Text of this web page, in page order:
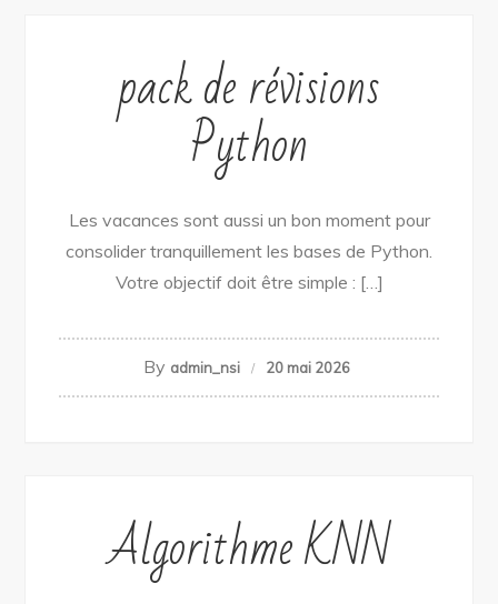
pack de révisions
Python
Les vacances sont aussi un bon moment pour
consolider tranquillement les bases de Python.
Votre objectif doit être simple : […]
By admin_nsi 20 mai 2026
Algorithme KNN